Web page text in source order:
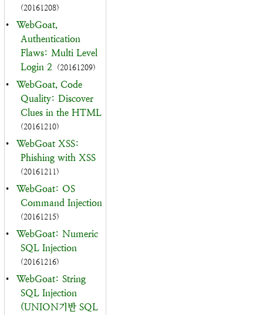
(20161208)
•
WebGoat,
Authentication
Flaws: Multi Level
Login 2
(20161209)
•
WebGoat, Code
Quality: Discover
Clues in the HTML
(20161210)
•
WebGoat XSS:
Phishing with XSS
(20161211)
•
WebGoat: OS
Command Injection
(20161215)
•
WebGoat: Numeric
SQL Injection
(20161216)
•
WebGoat: String
SQL Injection
(UNION기반 SQL